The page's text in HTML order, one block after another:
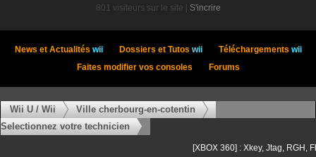
801 visiteurs sur le site | S'incrire
News et Actualités wii Dossiers et Tutos wii Téléchargements wii
Faites modifier vos consoles
Forums
Wii U / Wii
Ville cherbourg-en-cotentin
Selectionnez votre technicien
[XBOX 360] : Xkey, Jtag, RGH,